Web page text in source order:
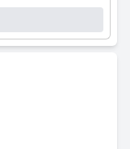
critiques
exceptionnel
l'hôtelDylan
impressionnant qui